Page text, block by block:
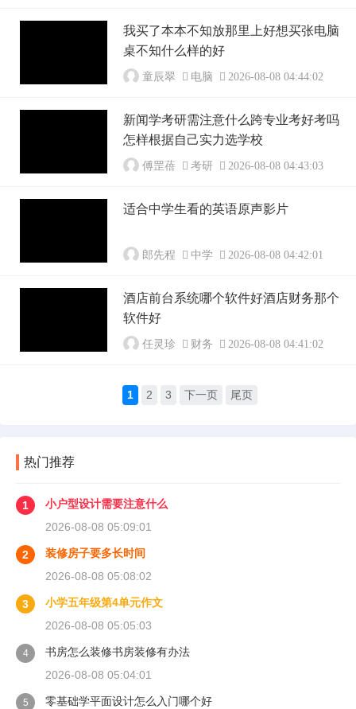
我买了本本不知放那里上好想买张电脑
桌不知什么样的好
童辰翠 电脑 2026-08-08 04:44:02
新闻学考研需注意什么跨专业考好考吗
怎样根据自己实力选学校
傅罡蓓 考研 2026-08-08 04:43:03
适合中学生看的英语原声影片
郎先程 中学 2026-08-08 04:42:01
酒店前台系统哪个软件好酒店财务那个
软件好
任灵珍 财务 2026-08-08 04:41:02
1 2 3 下一页 尾页
热门推荐
1
小户型设计需要注意什么
2026-08-08 05:09:01
2
装修房子要多长时间
2026-08-08 05:08:02
3
小学五年级第4单元作文
2026-08-08 05:05:03
4
书房怎么装修书房装修有办法
2026-08-08 05:04:01
5
零基础学平面设计怎么入门哪个好